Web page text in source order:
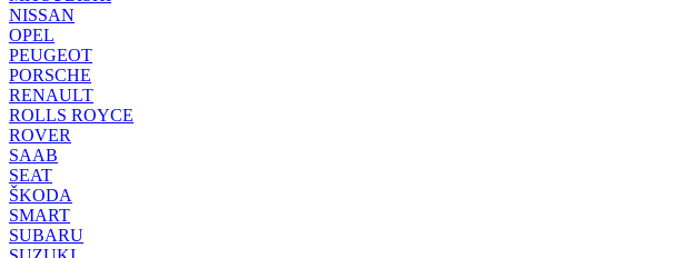
NISSAN
OPEL
PEUGEOT
PORSCHE
RENAULT
ROLLS ROYCE
ROVER
SAAB
SEAT
ŠKODA
SMART
SUBARU